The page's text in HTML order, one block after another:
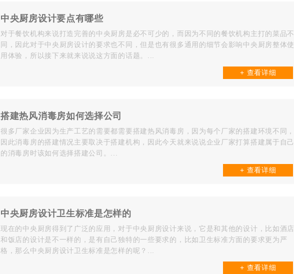
中央厨房设计要点有哪些
对于餐饮机构来说打造完善的中央厨房是必不可少的，而因为不同的餐饮机构主打的菜品不
同，因此对于中央厨房设计的要求也不同，但是也有很多通用的细节会影响中央厨房整体使
用体验，所以接下来就来说说这方面的话题。...
+ 查看详细
搭建热风消毒房如何选择公司
很多厂家企业因为生产工艺的需要都需要搭建热风消毒房，因为每个厂家的搭建环境不同，
因此消毒房的搭建情况主要取决于搭建机构，因此今天就来说说企业厂家打算搭建属于自己
的消毒房时该如何选择搭建公司。...
+ 查看详细
中央厨房设计卫生标准是怎样的
现在的中央厨房得到了广泛的应用，对于中央厨房设计来说，它是和其他的设计，比如酒店
和饭店的设计是不一样的，是有自己独特的一些要求的，比如卫生标准方面的要求更为严
格，那么中央厨房设计卫生标准是怎样的呢？...
+ 查看详细